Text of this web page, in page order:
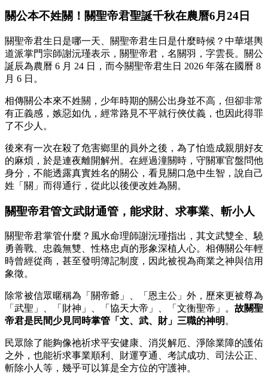
關公本不姓關！關聖帝君聖誕千秋在農曆6月24日
關聖帝君生日是哪一天、關聖帝君生日是什麼時候？中華堪輿
道派掌門宗師謝沅瑾表示，關聖帝君，名關羽，字雲長。關公
誕辰為農曆 6 月 24 日，而今關聖帝君生日 2026 年落在國曆 8
月 6 日。
相傳關公本來不姓關，少年時期的關公出身並不高，但卻非常
有正義感，嫉惡如仇，經常路見不平就行俠仗義，也因此得罪
了不少人。
後來有一次在殺了危害鄉里的員外之後，為了怕造成親朋好友
的麻煩，於是連夜離開解州。在經過潼關時，守關軍官盤問他
身分，不能透露真實姓名的關公，看見關口急中生智，說自己
姓「關」而得通行，從此以後便改姓為關。
關聖帝君管文武財通管， 能求財、求事業、斬小人
關聖帝君掌管什麼？風水命理師謝沅瑾指出，其文武雙全、驍
勇善戰、忠義無雙、性格忠貞的形象深植人心。相傳關公年輕
時曾經從商，甚至發明簿記制度，因此被視為商業之神與信用
象徵。
除常被信眾暱稱為「關帝爺」、「恩主公」外，歷來更被尊為
「武聖」、「財神」、「協天大帝」、「文衡聖帝」。 故關聖
帝君是民間少見同時掌管「文、武、財」三職的神明。
民眾除了能夠像祂祈求平安健康、消災解厄、淨除業障的護佑
之外，也能祈求事業順利、財運亨通、考試成功、司法公正、
斬除小人等，幾乎可以算是全方位的守護神。